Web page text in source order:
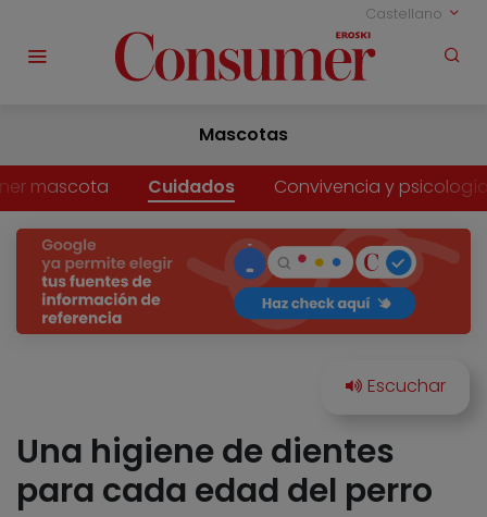
Castellano
Mascotas
mascota Cuidados Convivencia y
Una higiene de dientes
para cada edad del perro